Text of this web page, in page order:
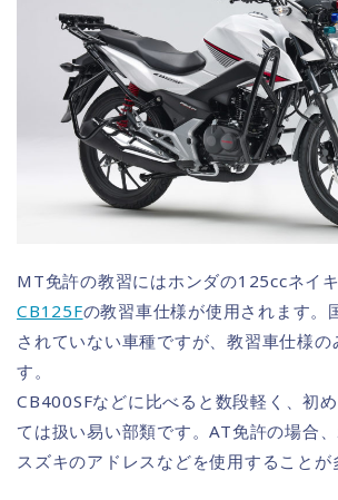
MT免許の教習にはホンダの125ccネイキ
CB125Fの教習車仕様が使用されます。
されていない車種ですが、教習車仕様の
す。
CB400SFなどに比べると数段軽く、初
ては扱い易い部類です。AT免許の場合
スズキのアドレスなどを使用することが